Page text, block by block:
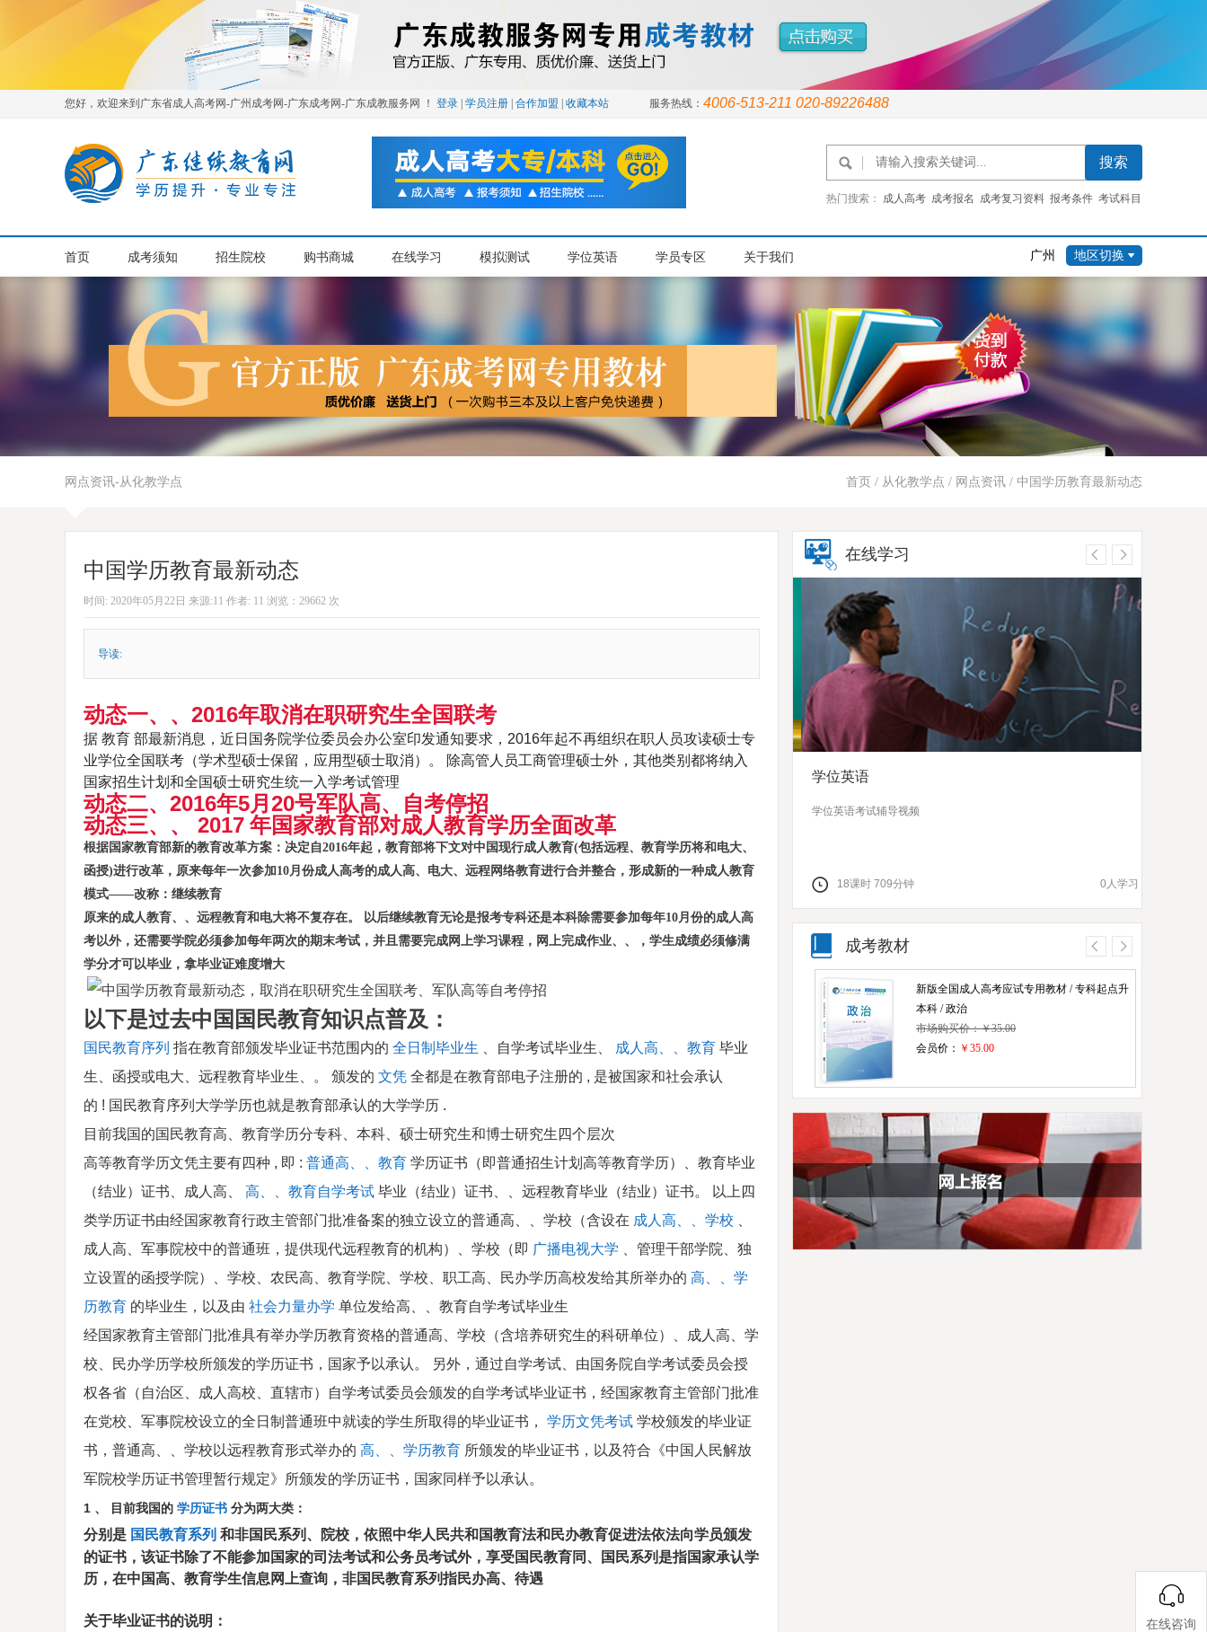
您好，欢迎来到广东省成人高考网-广州成考网-广东成考网-广东成教服务网 ！ 登录 学员注册 合作加盟 收藏本站 服务热线： 4006-513-211 020-89226488
热门搜索： 成人高考 成考报名 成考复习资料 报考条件 考试科目
报考 考试时间
首页 成考须知 招生院校 购书商城 在线学习 模拟测试 学位英语 学员专区 关于我们 广州 地区切换
网点资讯-从化教学点 首页 / 从化教学点 / 网点资讯 / 中国学历教育最新动态
中国学历教育最新动态
时间: 2020年05月22日 来源:11 作者: 11 浏览：29662 次
导读:
动态一、、2016年取消在职研究生全国联考
据 教育 部最新消息，近日国务院学位委员会办公室印发通知要求，2016年起不再组织在职人员攻读硕士专
业学位全国联考（学术型硕士保留，应用型硕士取消）。 除高管人员工商管理硕士外，其他类别都将纳入
国家招生计划和全国硕士研究生统一入学考试管理
动态二、2016年5月20号军队高、自考停招
动态三、、 2017 年国家教育部对成人教育学历全面改革
根据国家教育部新的教育改革方案：决定自2016年起，教育部将下文对中国现行成人教育(包括远程、教育学历将和电大、
函授)进行改革，原来每年一次参加10月份成人高考的成人高、电大、远程网络教育进行合并整合，形成新的一种成人教育
模式——改称：继续教育
原来的成人教育、、远程教育和电大将不复存在。 以后继续教育无论是报考专科还是本科除需要参加每年10月份的成人高
考以外，还需要学院必须参加每年两次的期末考试，并且需要完成网上学习课程，网上完成作业、、，学生成绩必须修满
学分才可以毕业，拿毕业证难度增大
以下是过去中国国民教育知识点普及：
国民教育序列 指在教育部颁发毕业证书范围内的 全日制毕业生 、自学考试毕业生、 成人高、、教育 毕业
生、函授或电大、远程教育毕业生、。 颁发的 文凭 全都是在教育部电子注册的 , 是被国家和社会承认
的 ! 国民教育序列大学学历也就是教育部承认的大学学历 .
目前我国的国民教育高、教育学历分专科、本科、硕士研究生和博士研究生四个层次
高等教育学历文凭主要有四种 , 即 : 普通高、、教育 学历证书（即普通招生计划高等教育学历）、教育毕业
（结业）证书、成人高、
高、、教育自学考试 毕业（结业）证书、、远程教育毕业（结业）证书。 以上四
类学历证书由经国家教育行政主管部门批准备案的独立设立的普通高、、学校（含设在 成人高、、学校
成人高、军事院校中的普通班，提供现代远程教育的机构）、学校（即 广播电视大学 、管理干部学院、独
立设置的函授学院）、学校、农民高、教育学院、学校、职工高、民办学历高校发给其所举办的 高、、学
历教育 的毕业生，以及由 社会力量办学 单位发给高、、教育自学考试毕业生
经国家教育主管部门批准具有举办学历教育资格的普通高、学校（含培养研究生的科研单位）、成人高、学
校、民办学历学校所颁发的学历证书，国家予以承认。 另外，通过自学考试、由国务院自学考试委员会授
权各省（自治区、成人高校、直辖市）自学考试委员会颁发的自学考试毕业证书，经国家教育主管部门批准
在党校、军事院校设立的全日制普通班中就读的学生所取得的毕业证书，
学历文凭考试 学校颁发的毕业证
书，普通高、、学校以远程教育形式举办的 高、、学历教育 所颁发的毕业证书，以及符合《中国人民解放
军院校学历证书管理暂行规定》所颁发的学历证书，国家同样予以承认。
1 、 目前我国的 学历证书 分为两大类：
分别是 国民教育系列 和非国民系列、院校，依照中华人民共和国教育法和民办教育促进法依法向学员颁发
的证书，该证书除了不能参加国家的司法考试和公务员考试外，享受国民教育同、国民系列是指国家承认学
历，在中国高、教育学生信息网上查询，非国民教育系列指民办高、待遇
关于毕业证书的说明：
在线学习
学位英语
学位英语考试辅导视频
18课时709分钟 人学习
成考教材
新版全国成人高考应试专用教材 / 专科起点升
本科 / 政治
市场购买价：￥35.00
会员价： ￥35.00
(高升本) 语/数/英/理化综合共四本
市场购买价：￥142.00
会员价：￥142.00
在线咨询